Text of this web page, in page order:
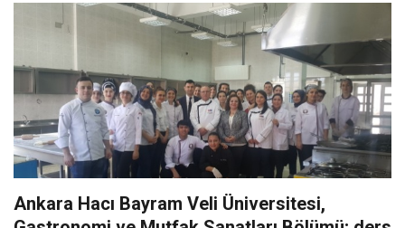
Ankara Hacı Bayram Veli Üniversitesi,